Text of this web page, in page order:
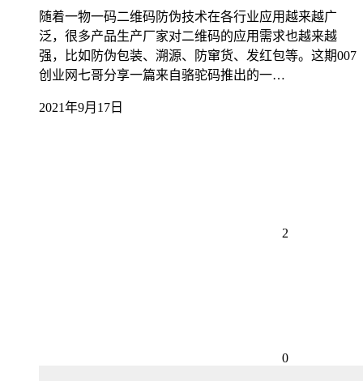
随着一物一码二维码防伪技术在各行业应用越来越广
泛，很多产品生产厂家对二维码的应用需求也越来越
强，比如防伪包装、溯源、防窜货、发红包等。这期007
创业网七哥分享一篇来自骆驼码推出的一…
2021年9月17日
2
0